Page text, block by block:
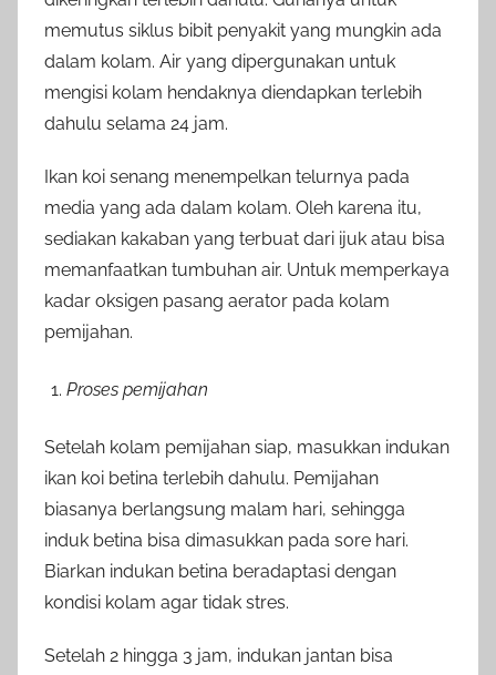
memutus siklus bibit penyakit yang mungkin ada
dalam kolam. Air yang dipergunakan untuk
mengisi kolam hendaknya diendapkan terlebih
dahulu selama 24 jam.
Ikan koi senang menempelkan telurnya pada
media yang ada dalam kolam. Oleh karena itu,
sediakan kakaban yang terbuat dari ijuk atau bisa
memanfaatkan tumbuhan air. Untuk memperkaya
kadar oksigen pasang aerator pada kolam
pemijahan.
Proses pemijahan
Setelah kolam pemijahan siap, masukkan indukan
ikan koi betina terlebih dahulu. Pemijahan
biasanya berlangsung malam hari, sehingga
induk betina bisa dimasukkan pada sore hari.
Biarkan indukan betina beradaptasi dengan
kondisi kolam agar tidak stres.
Setelah 2 hingga 3 jam, indukan jantan bisa